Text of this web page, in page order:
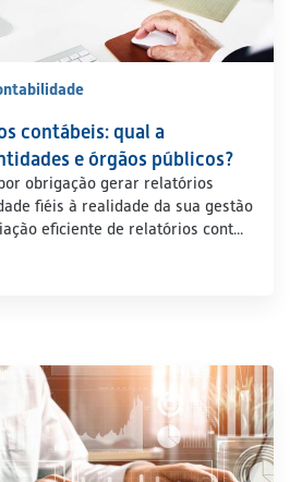
contábeis: qual a
e órgãos públicos?
obrigação gerar relatórios
fiéis à realidade da sua gestão
eficiente de relatórios cont...